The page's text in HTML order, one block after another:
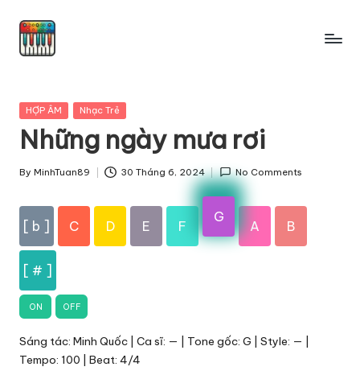
Skip
Posted
HỢP ÂM Nhạc Trẻ
Những ngày mưa rơi
Posted
By MinhTuan89 30 Tháng 6, 2024 No Comments
[ b ] C D E F
G
A B
[ # ]
ON OFF
Sáng tác: Minh Quốc | Ca sĩ: — | Tone gốc: G | Style: — |
Tempo: 100 | Beat: 4/4